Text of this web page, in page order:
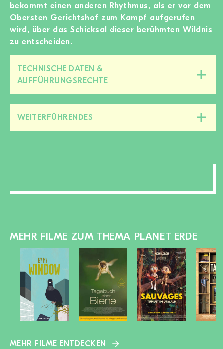
bekommt einen anderen Rhythmus, als er vor dem
Obersten Gerichtshof zum Kampf aufgerufen
wird, über das Schicksal dieser berühmten Wildnis
zu entscheiden.
TECHNISCHE DATEN &
AUFFÜHRUNGSRECHTE
WEITERFÜHRENDES
Bereich
MEHR FILME ZUM THEMA PLANET ERDE
MEHR FILME ENTDECKEN